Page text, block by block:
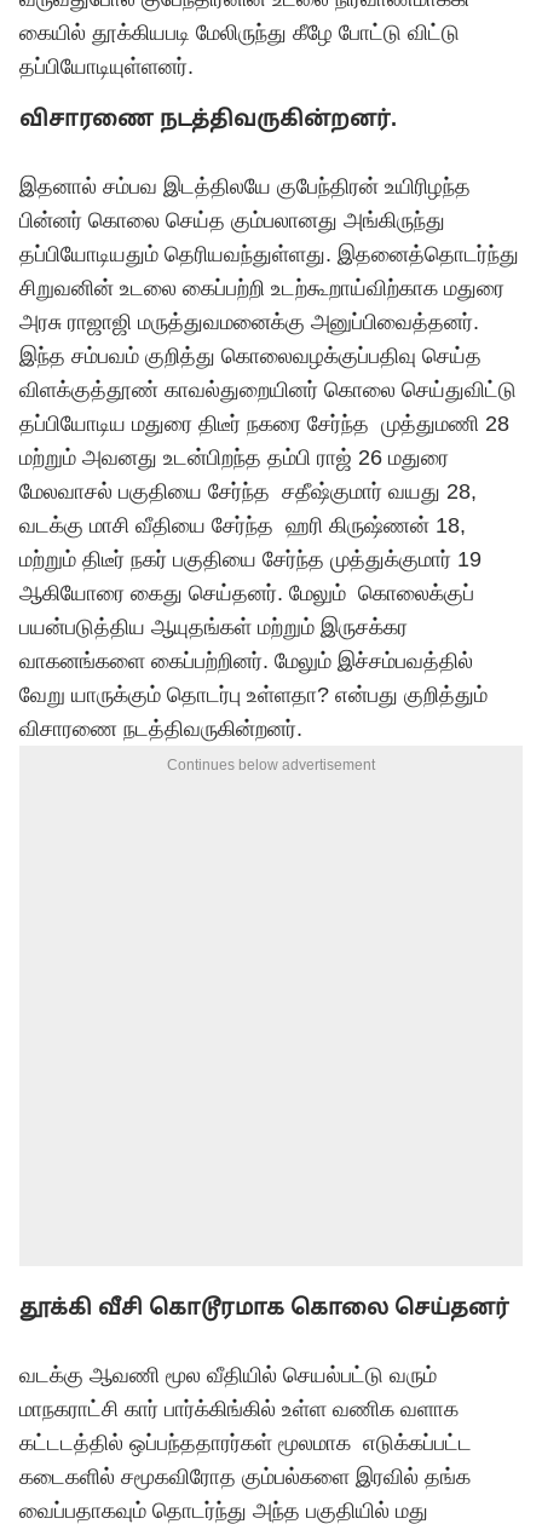
கையில் தூக்கியபடி மேலிருந்து கீழே போட்டு விட்டு
தப்பியோடியுள்ளனர்.
விசாரணை நடத்திவருகின்றனர்.
இதனால் சம்பவ இடத்திலயே குபேந்திரன் உயிரிழந்த
பின்னர் கொலை செய்த கும்பலானது அங்கிருந்து
தப்பியோடியதும் தெரியவந்துள்ளது. இதனைத்தொடர்ந்து
சிறுவனின் உடலை கைப்பற்றி உடற்கூறாய்விற்காக மதுரை
அரசு ராஜாஜி மருத்துவமனைக்கு அனுப்பிவைத்தனர்.
இந்த சம்பவம் குறித்து கொலைவழக்குப்பதிவு செய்த
விளக்குத்தூண் காவல்துறையினர் கொலை செய்துவிட்டு
தப்பியோடிய மதுரை திடீர் நகரை சேர்ந்த முத்துமணி 28
மற்றும் அவனது உடன்பிறந்த தம்பி ராஜ் 26 மதுரை
மேலவாசல் பகுதியை சேர்ந்த சதீஷ்குமார் வயது 28,
வடக்கு மாசி வீதியை சேர்ந்த ஹரி கிருஷ்ணன் 18,
மற்றும் திடீர் நகர் பகுதியை சேர்ந்த முத்துக்குமார் 19
ஆகியோரை கைது செய்தனர். மேலும் கொலைக்குப்
பயன்படுத்திய ஆயுதங்கள் மற்றும் இருசக்கர
வாகனங்களை கைப்பற்றினர். மேலும் இச்சம்பவத்தில்
வேறு யாருக்கும் தொடர்பு உள்ளதா? என்பது குறித்தும்
விசாரணை நடத்திவருகின்றனர்.
Continues below advertisement
தூக்கி வீசி கொடூரமாக கொலை செய்தனர்
வடக்கு ஆவணி மூல வீதியில் செயல்பட்டு வரும்
மாநகராட்சி கார் பார்க்கிங்கில் உள்ள வணிக வளாக
கட்டடத்தில் ஒப்பந்ததாரர்கள் மூலமாக எடுக்கப்பட்ட
கடைகளில் சமூகவிரோத கும்பல்களை இரவில் தங்க
வைப்பதாகவும் தொடர்ந்து அந்த பகுதியில் மது